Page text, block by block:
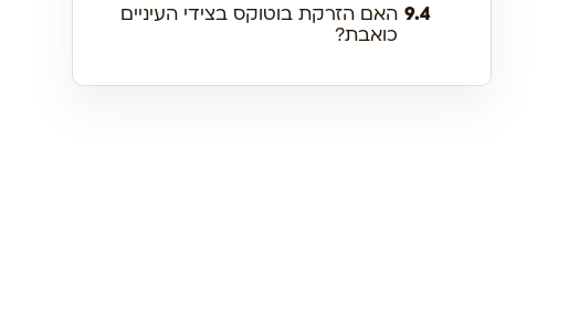
9.4 האם הזרקת בוטוקס בצידי העיניים
כואבת?